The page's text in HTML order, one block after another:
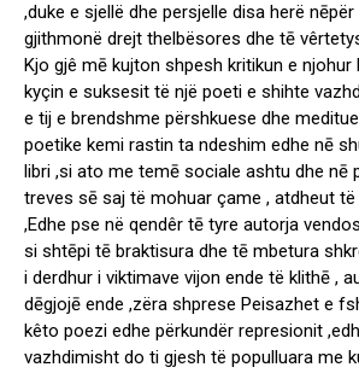
,duke e sjellë dhe persjelle disa herë
gjithmonë drejt thelbësores dhe tē
Kjo gjê mē kujton shpesh kritikun e njohur
kyçin e suksesit të një poeti e shihte
e tij e brendshme përshkuese dhe
poetike kemi rastin ta ndeshim edhe nē
libri ,si ato me temē sociale ashtu dhe nē
treves sē saj të mohuar çame , atdheut
,Edhe pse në qendêr tē tyre autorja
si shtēpi tē braktisura dhe tē mbetura
i derdhur i viktimave vijon ende të klithē ,
dēgjojē ende ,zëra shprese Peisazhet e
kêto poezi edhe përkundër represionit
vazhdimisht do ti gjesh të populluara me